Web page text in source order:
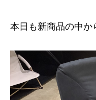
本日も新商品の中か